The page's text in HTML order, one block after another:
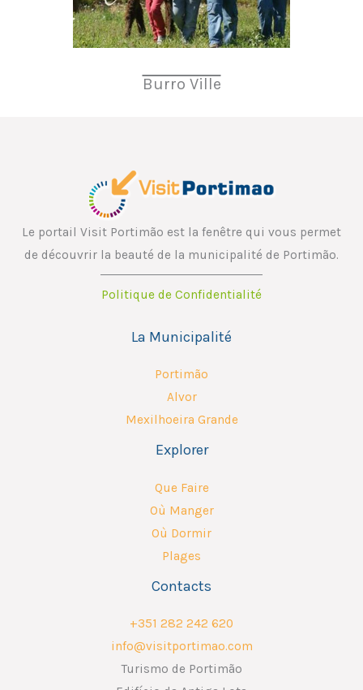
Burro Ville
Le portail Visit Portimão est la fenêtre qui vous permet
de découvrir la beauté de la municipalité de Portimão.
Politique de Confidentialité
La Municipalité
Portimão
Alvor
Mexilhoeira Grande
Explorer
Que Faire
Où Manger
Où Dormir
Plages
Contacts
+351 282 242 620
info@visitportimao.com
Turismo de Portimão